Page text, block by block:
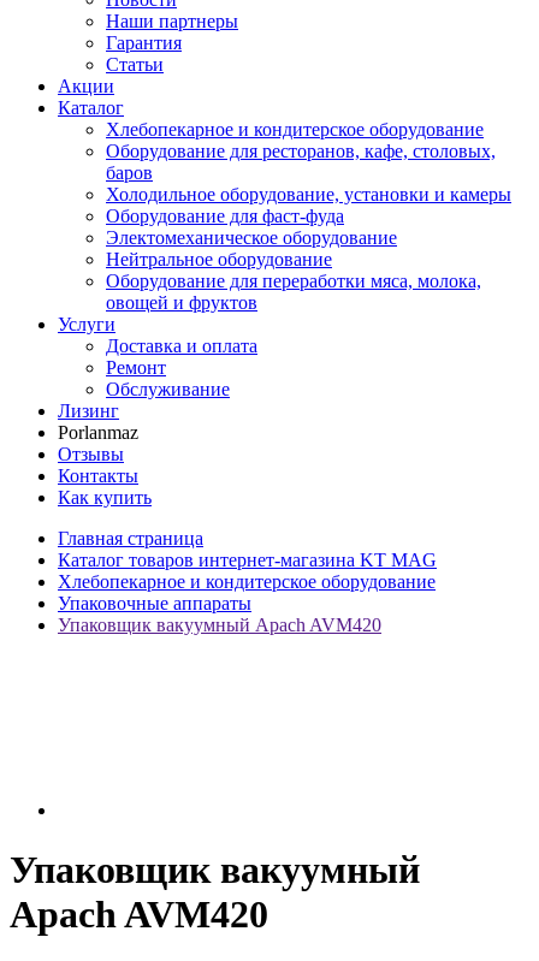
Наши партнеры
Гарантия
Статьи
Акции
Каталог
Хлебопекарное и кондитерское оборудование
Оборудование для ресторанов, кафе, столовых,
баров
Холодильное оборудование, установки и камеры
Оборудование для фаст-фуда
Электомеханическое оборудование
Нейтральное оборудование
Оборудование для переработки мяса, молока,
овощей и фруктов
Услуги
Доставка и оплата
Ремонт
Обслуживание
Лизинг
Porlanmaz
Отзывы
Контакты
Как купить
Главная страница
Каталог товаров интернет-магазина KT MAG
Хлебопекарное и кондитерское оборудование
Упаковочные аппараты
Упаковщик вакуумный Apach AVM420
Упаковщик вакуумный
Apach AVM420